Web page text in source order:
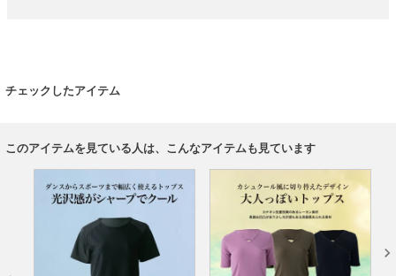
チェックしたアイテム
このアイテムを見ている人は、こんなアイテムも見ています